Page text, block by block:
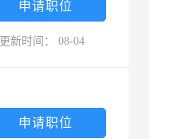
申请职位
更新时间： 08-04
申请职位